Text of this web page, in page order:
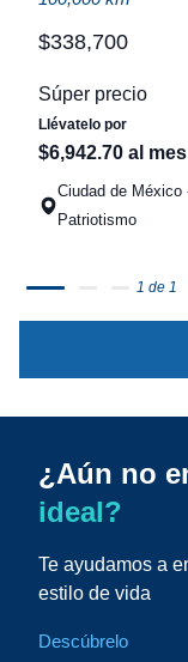
$338,700
Súper precio
Llévatelo por
$6,942.70 al mes
Ciudad de México
Patriotismo
1 de 1
¿Aún no
ideal?
Te ayudamos a
estilo de vida
Descúbrelo